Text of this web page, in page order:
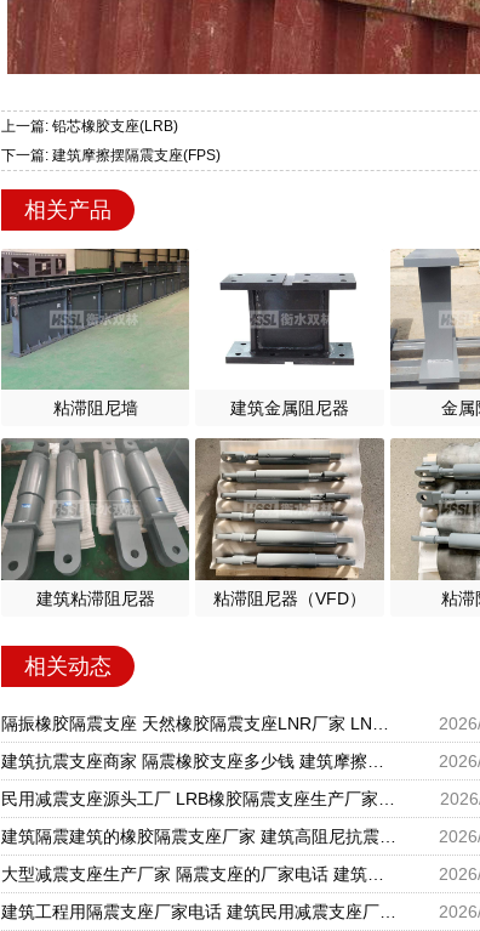
上一篇: 铅芯橡胶支座(LRB)
下一篇: 建筑摩擦摆隔震支座(FPS)
相关产品
粘滞阻尼墙 建筑金属阻尼器 金属
建筑粘滞阻尼器 粘滞阻尼器（VFD） 粘滞
相关动态
建筑抗震支座商家 隔震橡胶支座多少钱 建筑摩擦隔震支座生产厂家一套厂家
建筑隔震建筑的橡胶隔震支座厂家 建筑高阻尼抗震支座厂家 隔震支座LNR700源头工厂
大型减震支座生产厂家 隔震支座的厂家电话 建筑橡胶隔震支座LNR厂家
建筑工程用隔震支座厂家电话 建筑民用减震支座厂家 建筑圆形铅芯橡胶隔震支座厂家